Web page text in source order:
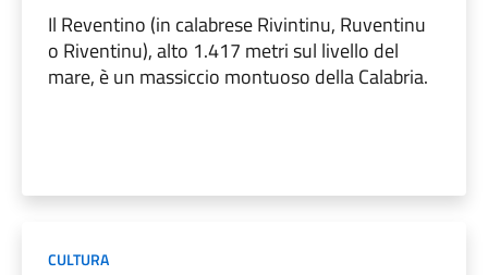
Il Reventino (in calabrese Rivintinu, Ruventinu
o Riventinu), alto 1.417 metri sul livello del
mare, è un massiccio montuoso della Calabria.
CULTURA